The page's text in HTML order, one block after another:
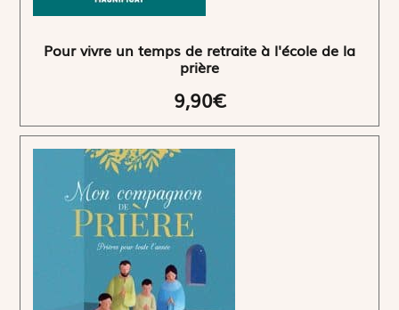
Pour vivre un temps de retraite à l'école de la
prière
9,90€